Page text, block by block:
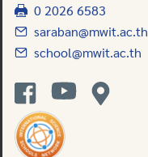
0 2026 6583
saraban@mwit.ac.th
school@mwit.ac.th